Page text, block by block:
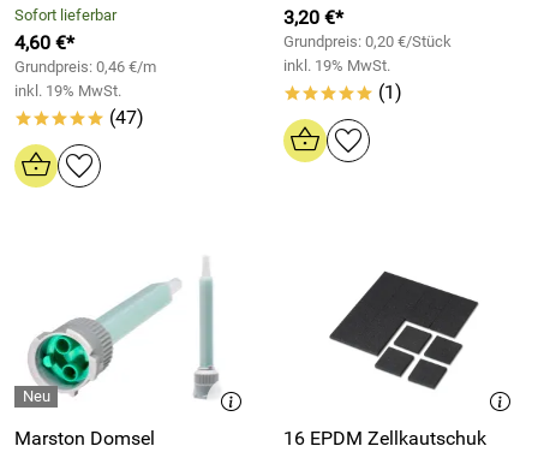
Sofort lieferbar
4,60 €*
Grundpreis: 0,46 €/m
inkl. 19% MwSt.
***** (47)
3,20 €*
Grundpreis: 0,20 €/Stück
inkl. 19% MwSt.
***** (1)
Marston Domsel
16 EPDM Zellkautschuk